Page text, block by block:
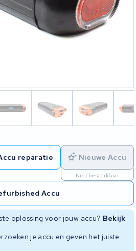
reparatie Nieuwe Accu
Niet beschikbaar
Accu
oplossing voor jouw accu? Bekijk
je accu en geven het juiste